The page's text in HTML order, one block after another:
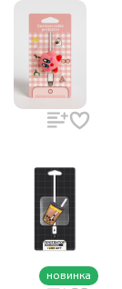
новинка